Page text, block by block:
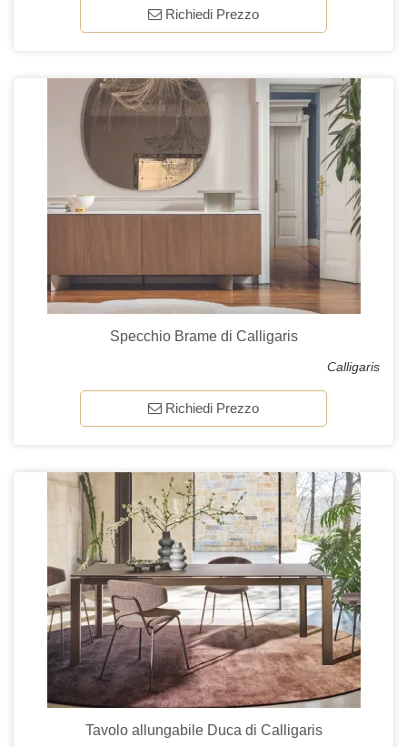
Richiedi Prezzo
Specchio Brame di Calligaris
Calligaris
Richiedi Prezzo
Tavolo allungabile Duca di Calligaris